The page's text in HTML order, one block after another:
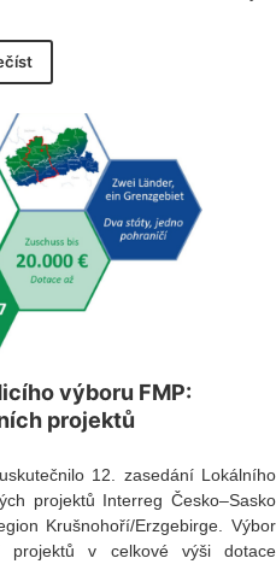
výboru FMP:
projektů
12. zasedání Lokálního
projektů Interreg Česko–Sasko
Krušnohoří/Erzgebirge. Výbor
projektů v celkové výši dotace